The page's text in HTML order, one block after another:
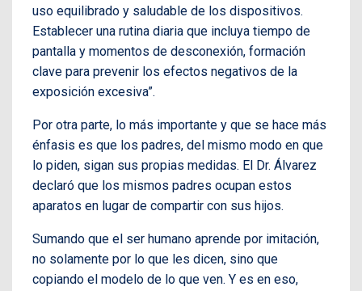
uso equilibrado y saludable de los dispositivos.
Establecer una rutina diaria que incluya tiempo de
pantalla y momentos de desconexión, formación
clave para prevenir los efectos negativos de la
exposición excesiva”.
Por otra parte, lo más importante y que se hace más
énfasis es que los padres, del mismo modo en que
lo piden, sigan sus propias medidas. El Dr. Álvarez
declaró que los mismos padres ocupan estos
aparatos en lugar de compartir con sus hijos.
Sumando que el ser humano aprende por imitación,
no solamente por lo que les dicen, sino que
copiando el modelo de lo que ven. Y es en eso,